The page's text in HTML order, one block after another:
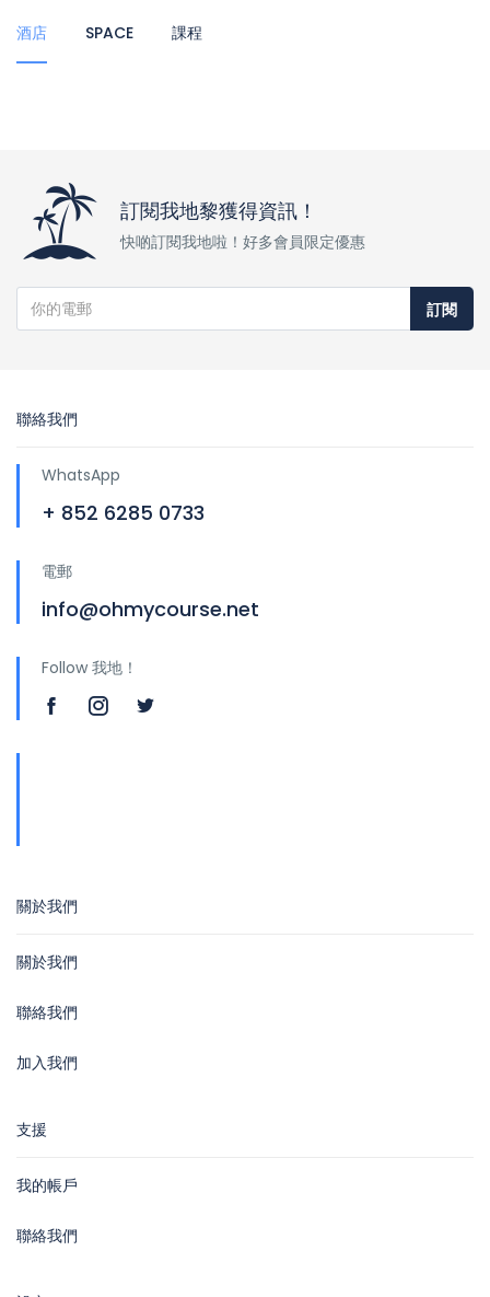
酒店 SPACE 課程
訂閱我地黎獲得資訊！
快啲訂閱我地啦！好多會員限定優惠
訂閱
聯絡我們
WhatsApp
+ 852 6285 0733
電郵
info@ohmycourse.net
Follow 我地！
關於我們
關於我們
聯絡我們
加入我們
支援
我的帳戶
聯絡我們